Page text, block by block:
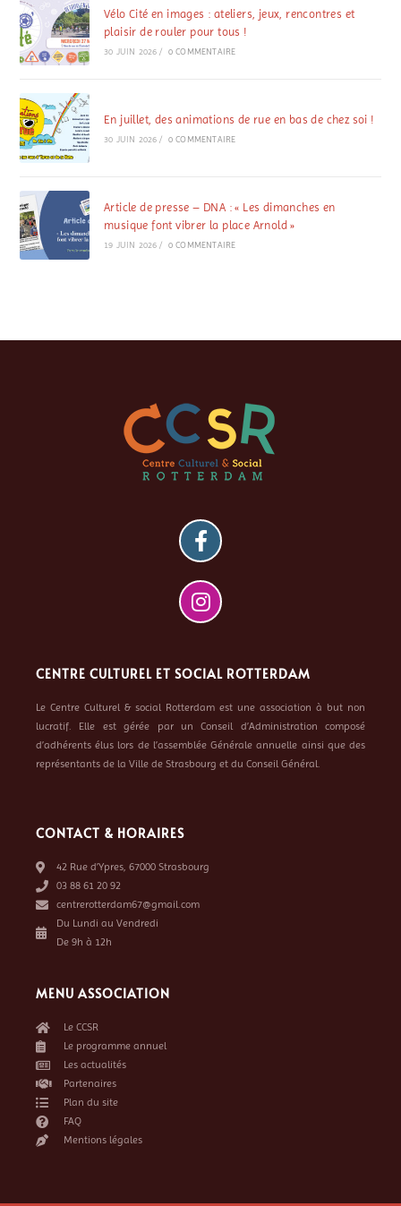
Vélo Cité en images : ateliers, jeux, rencontres et
plaisir de rouler pour tous !
30 JUIN 2026 / 0 COMMENTAIRE
En juillet, des animations de rue en bas de chez soi !
30 JUIN 2026 / 0 COMMENTAIRE
Article de presse – DNA : « Les dimanches en
musique font vibrer la place Arnold »
19 JUIN 2026 / 0 COMMENTAIRE
CENTRE CULTUREL ET SOCIAL ROTTERDAM
Le Centre Culturel & social Rotterdam est une association à but non
lucratif. Elle est gérée par un Conseil d’Administration composé
d’adhérents élus lors de l’assemblée Générale annuelle ainsi que des
représentants de la Ville de Strasbourg et du Conseil Général.
CONTACT & HORAIRES
42 Rue d’Ypres, 67000 Strasbourg
03 88 61 20 92
centrerotterdam67@gmail.com
Du Lundi au Vendredi
De 9h à 12h
MENU ASSOCIATION
Le CCSR
Le programme annuel
Les actualités
Partenaires
Plan du site
FAQ
Mentions légales